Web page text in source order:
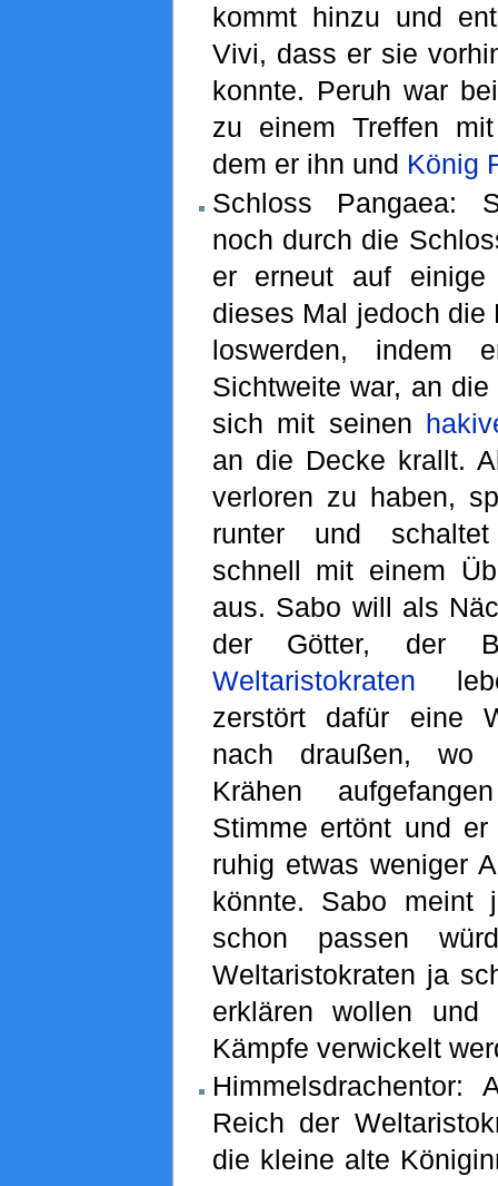
kommt hinzu und
Vivi, dass er sie
konnte. Peruh war
zu einem Treffen
dem er ihn und König
Schloss Pangaea:
noch durch die
er erneut auf einige
dieses Mal jedoch die
loswerden, indem
Sichtweite war, an
sich mit seinen
an die Decke krallt.
verloren zu haben,
runter und
schnell mit einem
aus. Sabo will als
der Götter, der
Weltaristokraten
zerstört dafür eine
nach draußen,
Krähen
Stimme ertönt und
ruhig etwas weniger
könnte. Sabo meint
schon passen
Weltaristokraten ja
erklären wollen
Kämpfe verwickelt
Reich der
die kleine alte